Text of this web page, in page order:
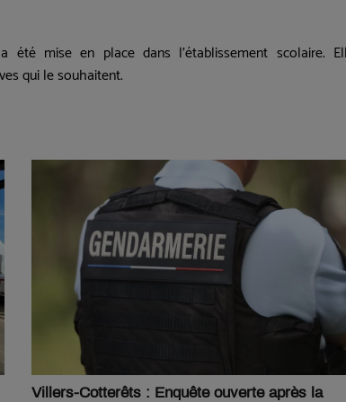
été mise en place dans l'établissement scolaire.
qui le souhaitent.
Villers-Cotterêts : Enquête ouverte après la